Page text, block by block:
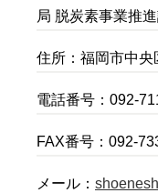
局 脱炭素事業推
住所：福岡市中
電話番号：092-
FAX番号：092-
メール：